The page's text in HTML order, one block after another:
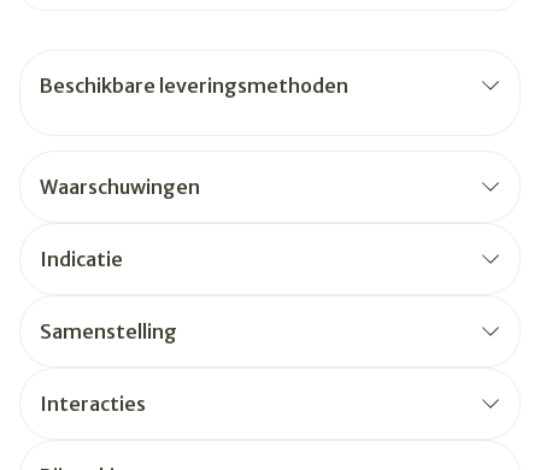
Beschikbare leveringsmethoden
Waarschuwingen
Indicatie
Samenstelling
Interacties